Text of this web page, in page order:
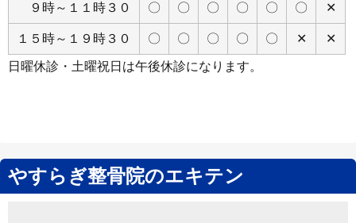
９時～１１時３０ 〇 〇 〇 〇 〇 〇 ✕
１５時～１９時３０ 〇 〇 〇 〇 〇 ✕ ✕
日曜休診・土曜祝日は午後休診になります。
やすらぎ整骨院のエキテン